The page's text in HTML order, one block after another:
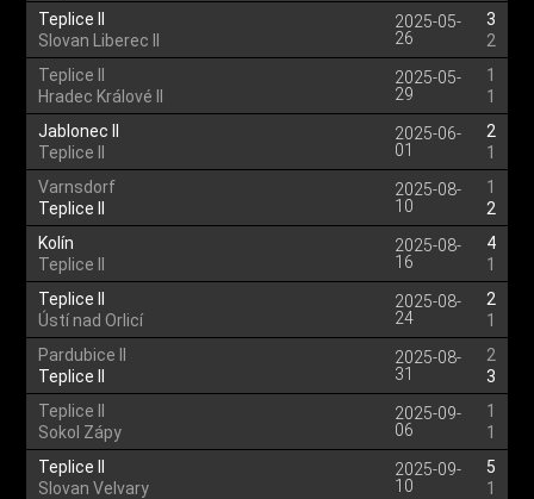
Teplice II
Slovan Liberec II
2025-05-
26
3
2
Teplice II
Hradec Králové II
2025-05-
29
1
1
Jablonec II
Teplice II
2025-06-
01
2
1
Varnsdorf
Teplice II
2025-08-
10
1
2
Kolín
Teplice II
2025-08-
16
4
1
Teplice II
Ústí nad Orlicí
2025-08-
24
2
1
Pardubice II
Teplice II
2025-08-
31
2
3
Teplice II
Sokol Zápy
2025-09-
06
1
1
Teplice II
Slovan Velvary
2025-09-
10
5
1